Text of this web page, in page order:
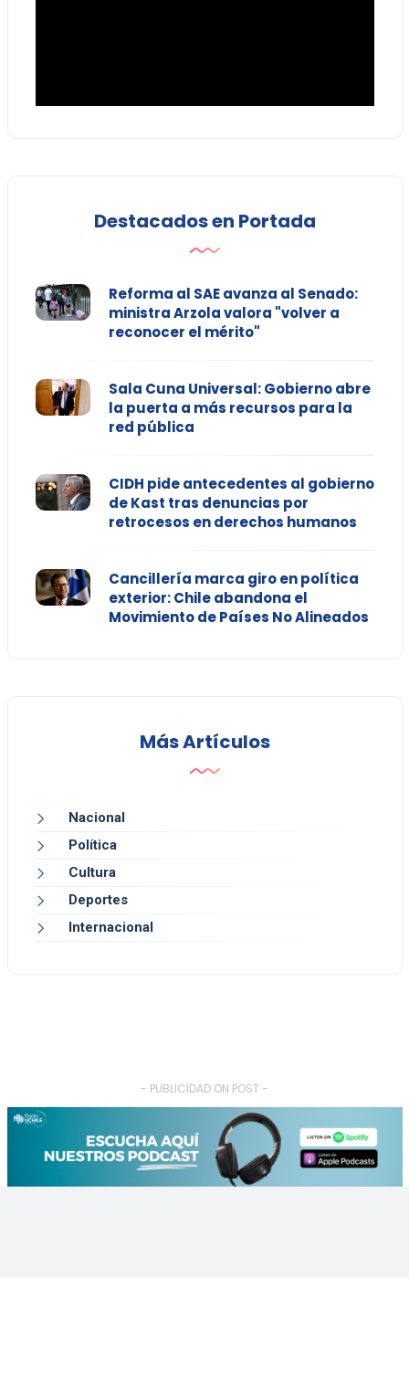
Destacados en Portada
Reforma al SAE avanza al Senado:
ministra Arzola valora "volver a
reconocer el mérito"
Sala Cuna Universal: Gobierno abre
la puerta a más recursos para la
red pública
CIDH pide antecedentes al gobierno
de Kast tras denuncias por
retrocesos en derechos humanos
Cancillería marca giro en política
exterior: Chile abandona el
Movimiento de Países No Alineados
Más Artículos
Nacional
Política
Cultura
Deportes
Internacional
- PUBLICIDAD ON POST -